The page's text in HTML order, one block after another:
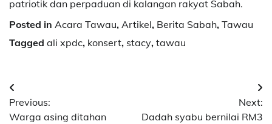
patriotik dan perpaduan di kalangan rakyat Sabah.
Posted in Acara Tawau, Artikel, Berita Sabah, Tawau
Tagged ali xpdc, konsert, stacy, tawau
Post
navigation
Previous:
Warga asing ditahan
Next:
Dadah syabu bernilai RM3